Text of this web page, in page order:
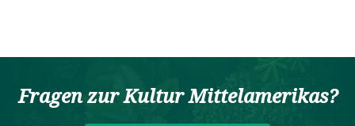
Fragen zur Kultur Mittelamerikas?